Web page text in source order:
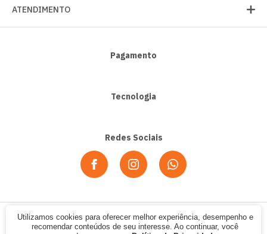
ATENDIMENTO
Pagamento
Tecnologia
Redes Sociais
© 2020 - Alpha Sport. CNPJ: 07.354.702/0001-12. Todos os direitos
Utilizamos cookies para oferecer melhor experiência, desempenho e
recomendar conteúdos de seu interesse. Ao continuar, você